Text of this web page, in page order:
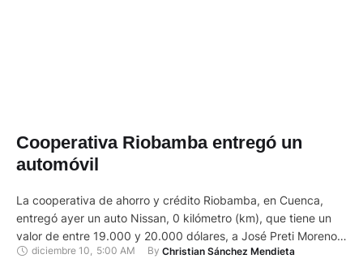
Cooperativa Riobamba entregó un
automóvil
La cooperativa de ahorro y crédito Riobamba, en Cuenca,
entregó ayer un auto Nissan, 0 kilómetro (km), que tiene un
valor de entre 19.000 y 20.000 dólares, a José Preti Moreno,
uno de sus socios, quien resultó ganador en una rifa. Pedro
diciembre 10, 5:00 AM By Christian Sánchez Mendieta